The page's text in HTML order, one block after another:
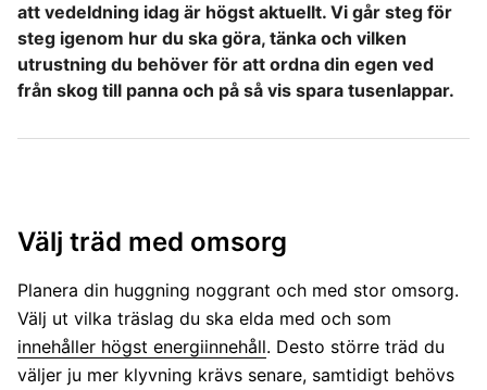
att vedeldning idag är högst aktuellt. Vi går steg för
steg igenom hur du ska göra, tänka och vilken
utrustning du behöver för att ordna din egen ved
från skog till panna och på så vis spara tusenlappar.
Välj träd med omsorg
Planera din huggning noggrant och med stor omsorg.
Välj ut vilka träslag du ska elda med och som
innehåller högst energiinnehåll. Desto större träd du
väljer ju mer klyvning krävs senare, samtidigt behövs